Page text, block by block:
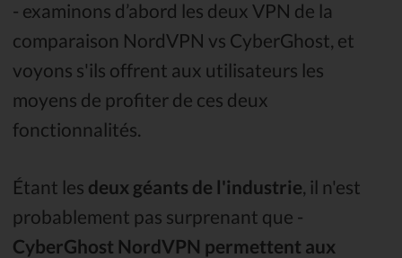
- examinons d’abord les deux VPN de la
comparaison NordVPN vs CyberGhost, et
voyons s'ils offrent aux utilisateurs les
moyens de profiter de ces deux
fonctionnalités.
Étant les deux géants de l'industrie , il n'est
probablement pas surprenant que -
CyberGhost NordVPN permettent aux